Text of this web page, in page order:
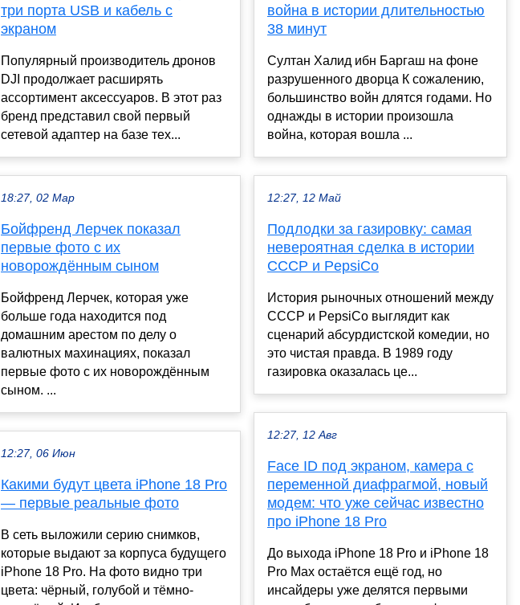
три порта USB и кабель с
экраном
Популярный производитель дронов
DJI продолжает расширять
ассортимент аксессуаров. В этот раз
бренд представил свой первый
сетевой адаптер на базе тех...
18:27, 02 Мар
Бойфренд Лерчек показал
первые фото с их
новорождённым сыном
Бойфренд Лерчек, которая уже
больше года находится под
домашним арестом по делу о
валютных махинациях, показал
первые фото с их новорождённым
сыном. ...
12:27, 06 Июн
Какими будут цвета iPhone 18 Pro
— первые реальные фото
В сеть выложили серию снимков,
которые выдают за корпуса будущего
iPhone 18 Pro. На фото видно три
цвета: чёрный, голубой и тёмно-
война в истории длительностью
38 минут
Султан Халид ибн Баргаш на фоне
разрушенного дворца К сожалению,
большинство войн длятся годами. Но
однажды в истории произошла
война, которая вошла ...
12:27, 12 Май
Подлодки за газировку: самая
невероятная сделка в истории
СССР и PepsiCo
История рыночных отношений между
СССР и PepsiCo выглядит как
сценарий абсурдистской комедии, но
это чистая правда. В 1989 году
газировка оказалась це...
12:27, 12 Авг
Face ID под экраном, камера с
переменной диафрагмой, новый
модем: что уже сейчас известно
про iPhone 18 Pro
До выхода iPhone 18 Pro и iPhone 18
Pro Max остаётся ещё год, но
инсайдеры уже делятся первыми